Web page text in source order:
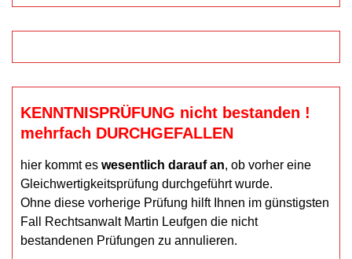
KENNTNISPRÜFUNG nicht bestanden !
mehrfach DURCHGEFALLEN
hier kommt es wesentlich darauf an, ob vorher eine
Gleichwertigkeitsprüfung durchgeführt wurde.
Ohne diese vorherige Prüfung hilft Ihnen im günstigsten
Fall Rechtsanwalt Martin Leufgen die nicht
bestandenen Prüfungen zu annulieren.